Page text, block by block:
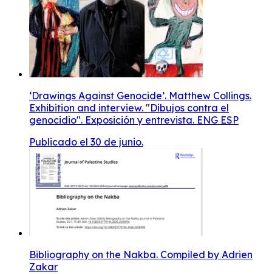
‘Drawings Against Genocide’. Matthew Collings.
Exhibition and interview. "Dibujos contra el
genocidio". Exposición y entrevista. ENG ESP
Publicado el 30 de junio.
Bibliography on the Nakba. Compiled by Adrien
Zakar